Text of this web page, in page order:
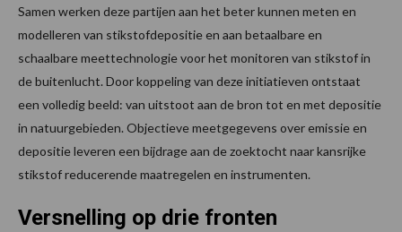
Samen werken deze partijen aan het beter kunnen meten en
modelleren van stikstofdepositie en aan betaalbare en
schaalbare meettechnologie voor het monitoren van stikstof in
de buitenlucht. Door koppeling van deze initiatieven ontstaat
een volledig beeld: van uitstoot aan de bron tot en met depositie
in natuurgebieden. Objectieve meetgegevens over emissie en
depositie leveren een bijdrage aan de zoektocht naar kansrijke
stikstof reducerende maatregelen en instrumenten.
Versnelling op drie fronten